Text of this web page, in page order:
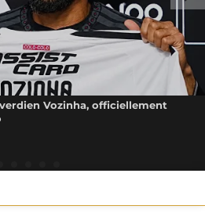
Vozinha, officiellement